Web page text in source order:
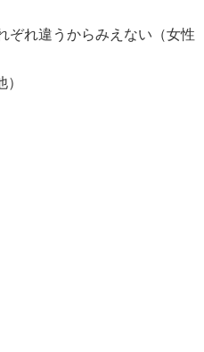
ぞれ違うからみえない（女性